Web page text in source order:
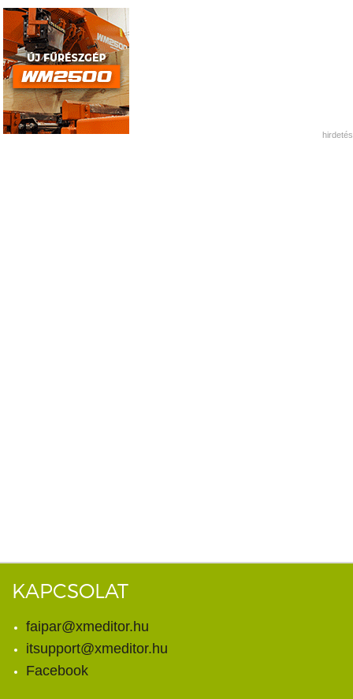
hirdetés
KAPCSOLAT
faipar@xmeditor.hu
itsupport@xmeditor.hu
Facebook